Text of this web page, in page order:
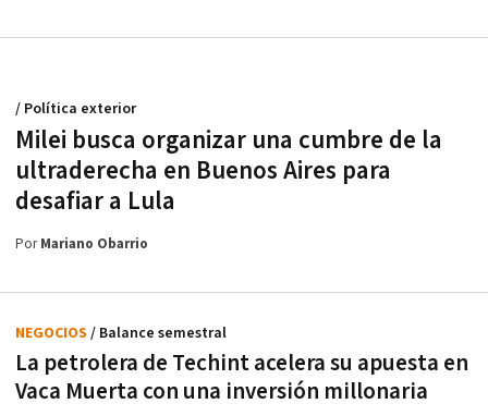
Milei busca organizar una cumbre de la
ultraderecha en Buenos Aires para
desafiar a Lula
/ Política exterior
PorMariano Obarrio
La petrolera de Techint acelera su apuesta en
Vaca Muerta con una inversión millonaria
NEGOCIOS / Balance semestral